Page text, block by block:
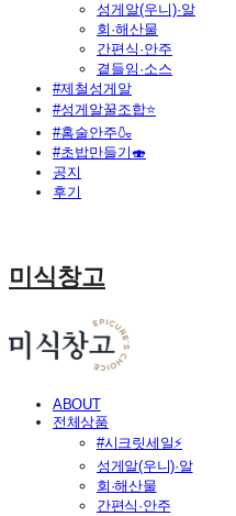
성게알(우니)·알
회·해산물
간편식·안주
곁들임·소스
#제철성게알
#성게알꿀조합⭐
#홈술안주🍶
#초밥만들기🍣
공지
후기
미식창고
ABOUT
전체상품
#시크릿세일⚡
성게알(우니)·알
회·해산물
간편식·안주